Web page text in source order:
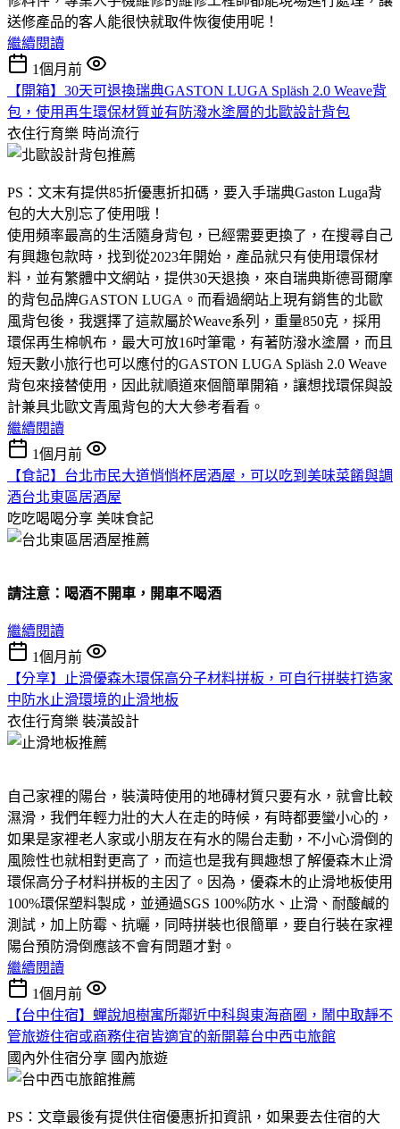
送修產品的客人能很快就取件恢復使用呢！
繼續閱讀
1個月前
【開箱】30天可退換瑞典GASTON LUGA Spläsh 2.0 Weave背
包，使用再生環保材質並有防潑水塗層的北歐設計背包
衣住行育樂 時尚流行
PS：文末有提供85折優惠折扣碼，要入手瑞典Gaston Luga背
包的大大別忘了使用哦！
使用頻率最高的生活隨身背包，已經需要更換了，在搜尋自己
有興趣包款時，找到從2023年開始，產品就只有使用環保材
料，並有繁體中文網站，提供30天退換，來自瑞典斯德哥爾摩
的背包品牌GASTON LUGA。而看過網站上現有銷售的北歐
風背包後，我選擇了這款屬於Weave系列，重量850克，採用
環保再生棉帆布，最大可放16吋筆電，有著防潑水塗層，而且
短天數小旅行也可以應付的GASTON LUGA Spläsh 2.0 Weave
背包來接替使用，因此就順道來個簡單開箱，讓想找環保與設
計兼具北歐文青風背包的大大參考看看。
繼續閱讀
1個月前
【食記】台北市民大道悄悄杯居酒屋，可以吃到美味菜餚與調
酒台北東區居酒屋
吃吃喝喝分享 美味食記
請注意：喝酒不開車，開車不喝酒
繼續閱讀
1個月前
【分享】止滑優森木環保高分子材料拼板，可自行拼裝打造家
中防水止滑環境的止滑地板
衣住行育樂 裝潢設計
自己家裡的陽台，裝潢時使用的地磚材質只要有水，就會比較
濕滑，我們年輕力壯的大人在走的時候，有時都要蠻小心的，
如果是家裡老人家或小朋友在有水的陽台走動，不小心滑倒的
風險性也就相對更高了，而這也是我有興趣想了解優森木止滑
環保高分子材料拼板的主因了。因為，優森木的止滑地板使用
100%環保塑料製成，並通過SGS 100%防水、止滑、耐酸鹹的
測試，加上防霉、抗曬，同時拼裝也很簡單，要自行裝在家裡
陽台預防滑倒應該不會有問題才對。
繼續閱讀
1個月前
【台中住宿】蟬說旭樹寓所鄰近中科與東海商圈，鬧中取靜不
管旅遊住宿或商務住宿皆適宜的新開幕台中西屯旅館
國內外住宿分享 國內旅遊
PS：文章最後有提供住宿優惠折扣資訊，如果要去住宿的大